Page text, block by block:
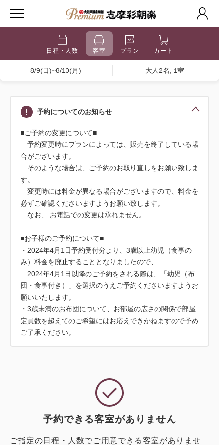
日程・人数 客室 プラン カート
8/9(日)~8/10(月) 大人2名, 1室
予約についてのお知らせ
■ご予約の変更について■
予約変更時にプランによっては、販売を終了している場
合がございます。
そのような場合は、ご予約のお取り直しをお願い致しま
す。
変更時には料金が異なる場合がございますので、料金を
必ずご確認くださいますようお願い致します。
なお、 お電話での変更は承れません。
■お子様のご予約について■
・2024年4月1日予約受付分より、3歳以上幼児（食事の
み）料金を廃止することとなりましたので、
2024年4月1日以降のご予約をされる際は、「幼児（布
団・食事付き）」を選択のうえご予約くださいますようお
願いいたします。
・3歳未満のお布団について、お部屋の広さの関係で部屋
定員数を超えてのご希望にはお応えできかねますので予め
ご了承ください。
予約できる客室がありません
ご指定の日程・人数でご用意できる客室がありませ